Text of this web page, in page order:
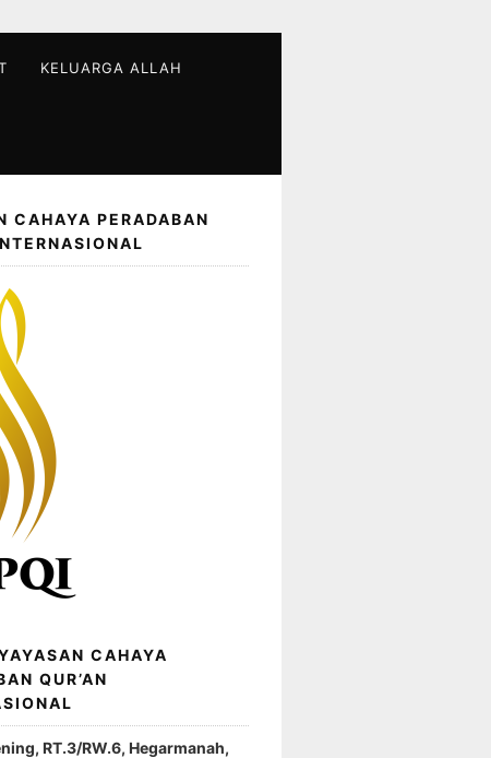
KELUARGA ALLAH
CAHAYA PERADABAN
CAHAYA
QUR’AN
RT.3/RW.6, Hegarmanah,